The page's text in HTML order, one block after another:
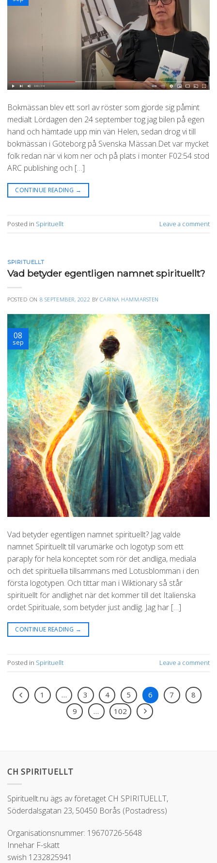
Bokmässan blev ett sorl av röster som gjorde sig påmint
medialt Lördagen den 24 september tog jag bilen på egen
hand och hämtade upp min vän Helen, sedan drog vi till
bokmässan i Göteborg på Svenska Mässan.Det var mycket
folk redan när vi kom ner och på plats i monter F02:54 stod
ARC publishing och […]
CONTINUE READING →
Posted in Spirituellt Leave a comment
SPIRITUELLT
Vad betyder egentligen namnet spirituellt?
POSTED ON 8 SEPTEMBER, 2022 BYCARINA HAMMARSTEN
08
sep
Vad betyder egentligen namnet spirituellt? Jag valde
namnet Spirituellt till varumärke och logotyp som ett
paraply för hela konceptet som rör det andliga, mediala
och det spirituella tillsammans med Lotusblomman i den
första logotypen. Och tittar man i Wiktionary så står
spirituellt för andlighet när det kommer till det Italienska
ordet Spirituale, som betyder just andlig. Jag har […]
CONTINUE READING →
Posted in Spirituellt Leave a comment
1 … 3 4 5 6 7
8
9
… 102
CH SPIRITUELLT
Spirituellt.nu ägs av företaget CH SPIRITUELLT,
Söderdalsgatan 23, 50450 Borås (Postadress)
Organisationsnummer: 19670726-5648
Innehar F-skatt
swish 1232825941